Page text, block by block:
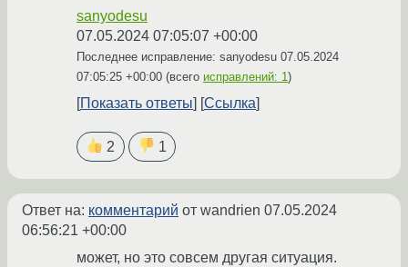
sanyodesu
07.05.2024 07:05:07 +00:00
Последнее исправление: sanyodesu 07.05.2024
07:05:25 +00:00 (всего исправлений: 1)
Показать ответы Ссылка
2 1
Ответ на: комментарий от wandrien 07.05.2024
06:56:21 +00:00
может, но это совсем другая ситуация.